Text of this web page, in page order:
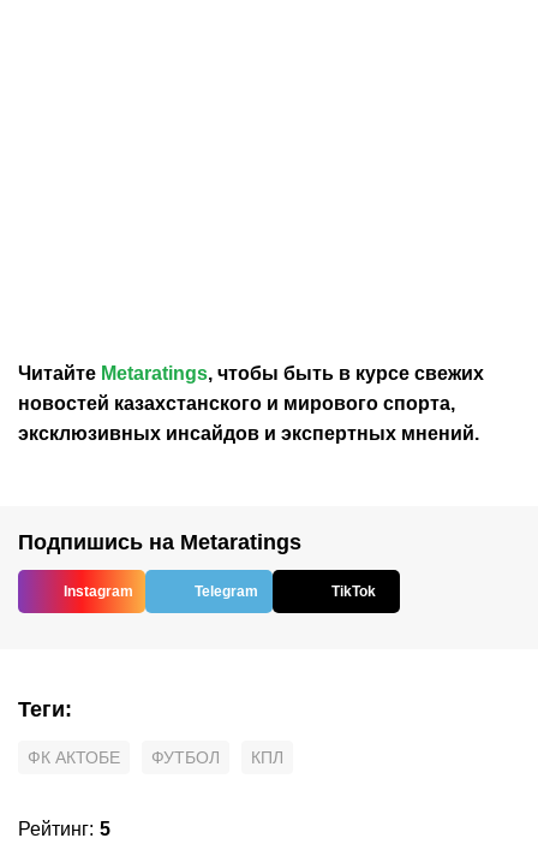
Читайте Metaratings, чтобы быть в курсе свежих
новостей казахстанского и мирового спорта,
эксклюзивных инсайдов и экспертных мнений.
Подпишись на Metaratings
Instagram Telegram TikTok
Теги:
ФК АКТОБЕ ФУТБОЛ КПЛ
Рейтинг: 5